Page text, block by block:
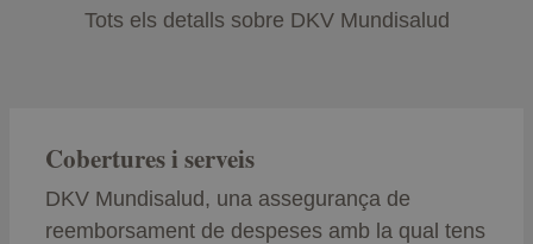
Tots els detalls sobre DKV Mundisalud
Cobertures i serveis
DKV Mundisalud, una assegurança de
reemborsament de despeses amb la qual tens